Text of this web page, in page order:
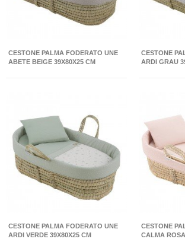
CESTONE PALMA FODERATO UNE
ABETE BEIGE 39X80X25 CM
CESTONE
ARDI GRAU
CESTONE PALMA FODERATO UNE
ARDI VERDE 39X80X25 CM
CESTONE
CALMA